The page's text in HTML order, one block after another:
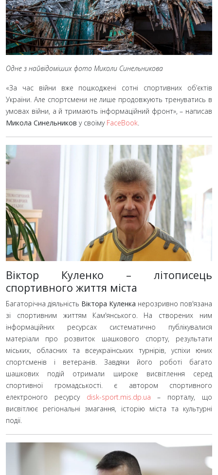
Одне з найвідоміших фото Миколи Синельникова
«За час війни вже пошкоджені сотні спортивних об’єктів
України. Але спортсмени не лише продовжують тренуватись в
умовах війни, а й тримають інформаційний фронт», – написав
Микола Синельников у своїму FaceBook.
Віктор Куленко – літописець
спортивного життя міста
Багаторічна діяльність Віктора Куленка нерозривно пов'язана
зі спортивним життям Кам'янського. На створених ним
інформаційних ресурсах систематично публікувалися
матеріали про розвиток шашкового спорту, результати
міських, обласних та всеукраїнських турнірів, успіхи юних
спортсменів і ветеранів. Завдяки його роботі багато
шашкових подій отримали широке висвітлення серед
спортивної громадськості. є автором спортивного
електроного ресурсу disk-sport.mis.dp.ua – порталу, що
висвітлює регіональні змагання, історію міста та культурні
події.